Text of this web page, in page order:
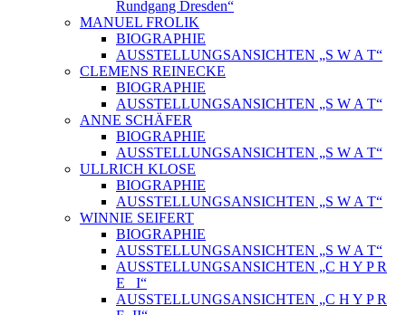
Rundgang Dresden“
MANUEL FROLIK
BIOGRAPHIE
AUSSTELLUNGSANSICHTEN „S W A T“
CLEMENS REINECKE
BIOGRAPHIE
AUSSTELLUNGSANSICHTEN „S W A T“
ANNE SCHÄFER
BIOGRAPHIE
AUSSTELLUNGSANSICHTEN „S W A T“
ULLRICH KLOSE
BIOGRAPHIE
AUSSTELLUNGSANSICHTEN „S W A T“
WINNIE SEIFERT
BIOGRAPHIE
AUSSTELLUNGSANSICHTEN „S W A T“
AUSSTELLUNGSANSICHTEN „C H Y P R
E_ I“
AUSSTELLUNGSANSICHTEN „C H Y P R